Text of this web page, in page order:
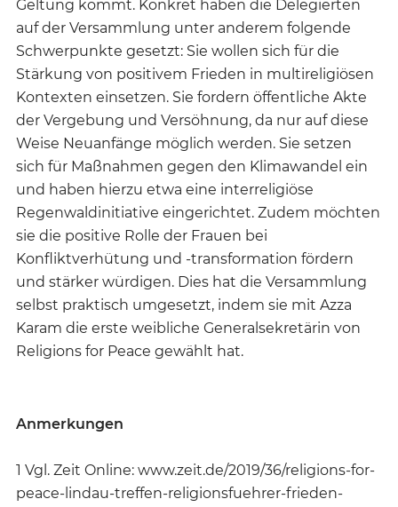
Geltung kommt. Konkret haben die Delegierten
auf der Versammlung unter anderem folgende
Schwerpunkte gesetzt: Sie wollen sich für die
Stärkung von positivem Frieden in multireligiösen
Kontexten einsetzen. Sie fordern öffentliche Akte
der Vergebung und Versöhnung, da nur auf diese
Weise Neuanfänge möglich werden. Sie setzen
sich für Maßnahmen gegen den Klimawandel ein
und haben hierzu etwa eine interreligiöse
Regenwaldinitiative eingerichtet. Zudem möchten
sie die positive Rolle der Frauen bei
Konfliktverhütung und -transformation fördern
und stärker würdigen. Dies hat die Versammlung
selbst praktisch umgesetzt, indem sie mit Azza
Karam die erste weibliche Generalsekretärin von
Religions for Peace gewählt hat.
Anmerkungen
1 Vgl. Zeit Online: www.zeit.de/2019/36/religions-for-
peace-lindau-treffen-religionsfuehrer-frieden-